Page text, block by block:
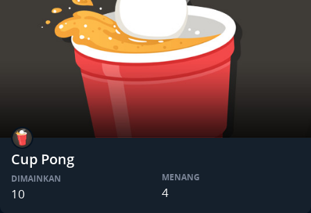
Cup Pong
DIMAINKAN
10
MENANG
4